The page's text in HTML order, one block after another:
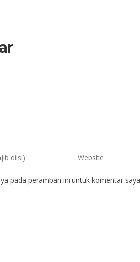
pada peramban ini untuk komentar saya